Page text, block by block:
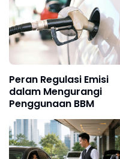
Peran Regulasi Emisi
dalam Mengurangi
Penggunaan BBM